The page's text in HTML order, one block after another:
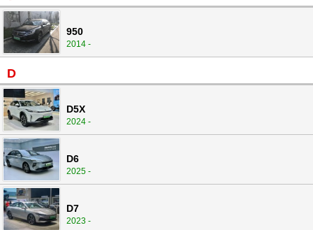
950
2014 -
D
D5X
2024 -
D6
2025 -
D7
2023 -